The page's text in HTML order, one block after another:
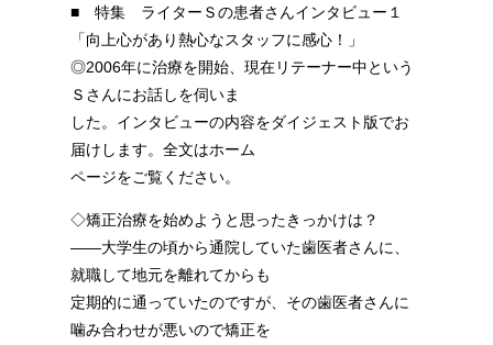
■ 特集 ライターＳの患者さんインタビュー１
「向上心があり熱心なスタッフに感心！」
◎2006年に治療を開始、現在リテーナー中という
Ｓさんにお話しを伺いま
した。インタビューの内容をダイジェスト版でお
届けします。全文はホーム
ページをご覧ください。
◇矯正治療を始めようと思ったきっかけは？
――大学生の頃から通院していた歯医者さんに、
就職して地元を離れてからも
定期的に通っていたのですが、その歯医者さんに
噛み合わせが悪いので矯正を